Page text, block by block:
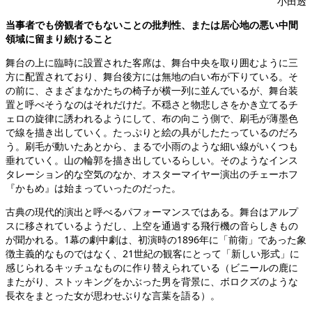
当事者でも傍観者でもないことの批判性、または居心地の悪い中間
領域に留まり続けること
舞台の上に臨時に設置された客席は、舞台中央を取り囲むように三
方に配置されており、舞台後方には無地の白い布が下りている。そ
の前に、さまざまなかたちの椅子が横一列に並んでいるが、舞台装
置と呼べそうなのはそれだけだ。不穏さと物悲しさをかき立てるチ
ェロの旋律に誘われるようにして、布の向こう側で、刷毛が薄墨色
で線を描き出していく。たっぷりと絵の具がしたたっているのだろ
う。刷毛が動いたあとから、まるで小雨のような細い線がいくつも
垂れていく。山の輪郭を描き出しているらしい。そのようなインス
タレーション的な空気のなか、オスターマイヤー演出のチェーホフ
『かもめ』は始まっていったのだった。
古典の現代的演出と呼べるパフォーマンスではある。舞台はアルプ
スに移されているようだし、上空を通過する飛行機の音らしきもの
が聞かれる。1幕の劇中劇は、初演時の1896年に「前衛」であった象
徴主義的なものではなく、21世紀の観客にとって「新しい形式」に
感じられるキッチュなものに作り替えられている（ビニールの鹿に
またがり、ストッキングをかぶった男を背景に、ボロクズのような
長衣をまとった女が思わせぶりな言葉を語る）。